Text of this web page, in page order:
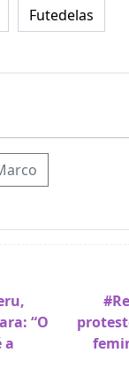
Futedelas
“O
a